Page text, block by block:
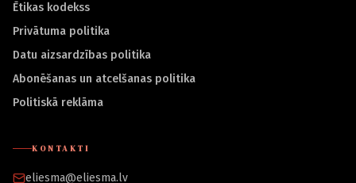
Ētikas kodekss
Privātuma politika
Datu aizsardzības politika
Abonēšanas un atcelšanas politika
Politiskā reklāma
KONTAKTI
eliesma@eliesma.lv